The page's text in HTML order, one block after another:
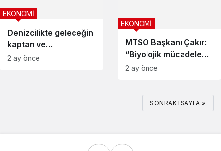
GÖREVİNDEN AYRILDI
Denizcilikte geleceğin
kaptan ve
mühendisleri bu
EKONOMİ
2 ay önce
MTSO Başkanı Çakır:
“Biyolojik mücadele
tarımın geleceğine
EKONOMİ
2 ay önce
SONRAKI SAYFA »